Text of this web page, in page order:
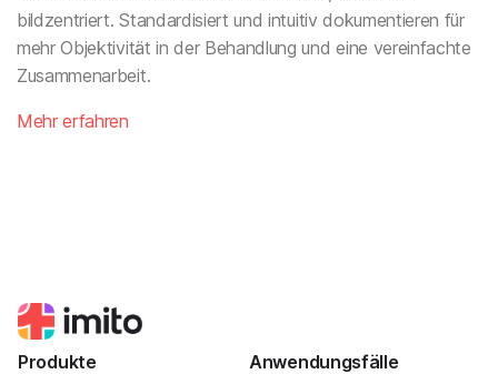
bildzentriert. Standardisiert und intuitiv dokumentieren für
mehr Objektivität in der Behandlung und eine vereinfachte
Zusammenarbeit.
Mehr erfahren
Produkte Anwendungsfälle